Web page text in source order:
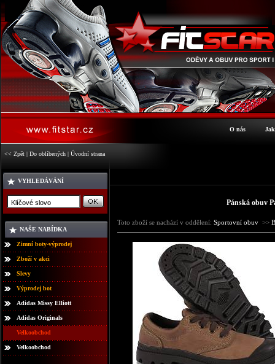
O nás
<< Zpět | Do oblíbených | Úvodní strana
VYHLEDÁVÁNÍ
NAŠE NABÍDKA
Zimní boty-výprodej
Zboží v akci
Slevy
Výprodej bot
Adidas Missy Elliott
Adidas Originals
Velkoobchod
Velkoobchod
Pánská obuv
Toto zboží se nachází v oddělení: Sportovní obuv >>